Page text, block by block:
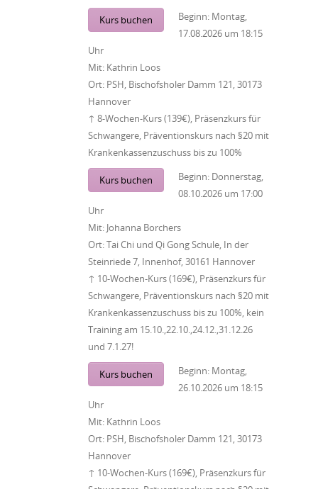
Kurs buchen Beginn: Montag,
17.08.2026 um 18:15
Uhr
Mit: Kathrin Loos
Ort: PSH, Bischofsholer Damm 121, 30173
Hannover
↑ 8-Wochen-Kurs (139€), Präsenzkurs für
Schwangere, Präventionskurs nach §20 mit
Krankenkassenzuschuss bis zu 100%
Kurs buchen Beginn: Donnerstag,
08.10.2026 um 17:00
Uhr
Mit: Johanna Borchers
Ort:Tai Chi und Qi Gong Schule, In der
Steinriede 7, Innenhof, 30161 Hannover
↑ 10-Wochen-Kurs (169€), Präsenzkurs für
Schwangere, Präventionskurs nach §20 mit
Krankenkassenzuschuss bis zu 100%, kein
Training am 15.10.,22.10.,24.12.,31.12.26
und 7.1.27!
Kurs buchen Beginn: Montag,
26.10.2026 um 18:15
Uhr
Mit: Kathrin Loos
Ort: PSH, Bischofsholer Damm 121, 30173
Hannover
↑ 10-Wochen-Kurs (169€), Präsenzkurs für